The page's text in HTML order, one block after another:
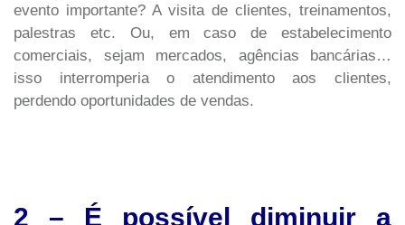
evento importante? A visita de clientes, treinamentos,
palestras etc. Ou, em caso de estabelecimento
comerciais, sejam mercados, agências bancárias…
isso interromperia o atendimento aos clientes,
perdendo oportunidades de vendas.
2 – É possível diminuir a